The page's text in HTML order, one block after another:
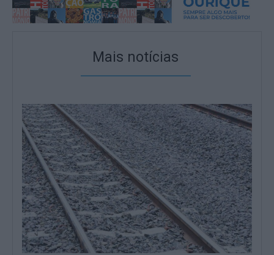
Mais notícias